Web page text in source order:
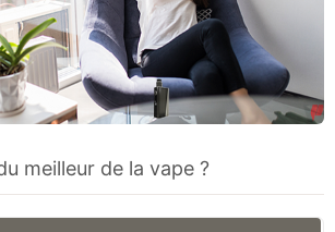
meilleur de la vape ?